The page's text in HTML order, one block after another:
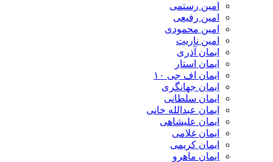
امین رستمی
امین رفیعی
امین محمودی
امین ناریت
ایمان آذری
ایمان استار
ایمان اف جی ۱۰
ایمان جهانگری
ایمان سلطانی
ایمان عبدالله خانی
ایمان علیشاهی
ایمان غلامی
ایمان کریمی
ایمان ماهرو